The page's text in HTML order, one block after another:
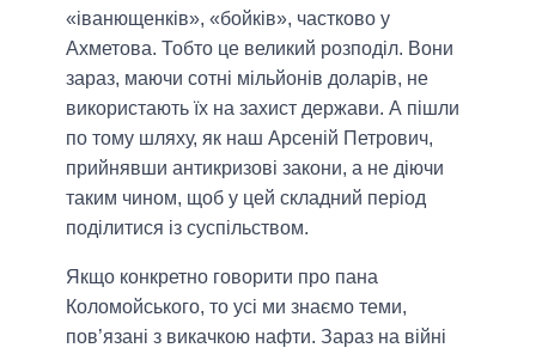
«іванющенків», «бойків», частково у
Ахметова. Тобто це великий розподіл. Вони
зараз, маючи сотні мільйонів доларів, не
використають їх на захист держави. А пішли
по тому шляху, як наш Арсеній Петрович,
прийнявши антикризові закони, а не діючи
таким чином, щоб у цей складний період
поділитися із суспільством.
Якщо конкретно говорити про пана
Коломойського, то усі ми знаємо теми,
пов’язані з викачкою нафти. Зараз на війні